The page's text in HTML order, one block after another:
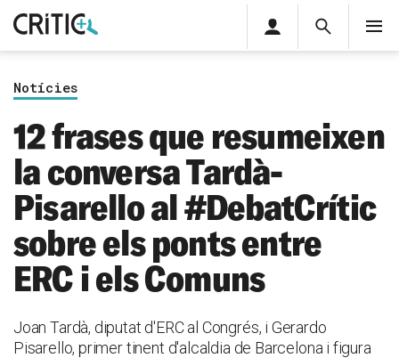
Cerca
privada
Inicia sessió
Notícies
12 frases que resumeixen
la conversa Tardà-
Pisarello al #DebatCrític
sobre els ponts entre
ERC i els Comuns
Joan Tardà, diputat d'ERC al Congrés, i Gerardo
Pisarello, primer tinent d'alcaldia de Barcelona i figura